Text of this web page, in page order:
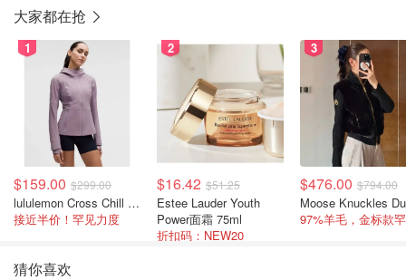
大家都在抢
1
$159.00 $299.00
lululemon Cross Chill 女士运动外套
接近半价！罕见力度
2
$16.42 $51.25
Estee Lauder Youth
Power面霜 75ml
折扣码：NEW20
3
$476.00 $794.00
猜你喜欢